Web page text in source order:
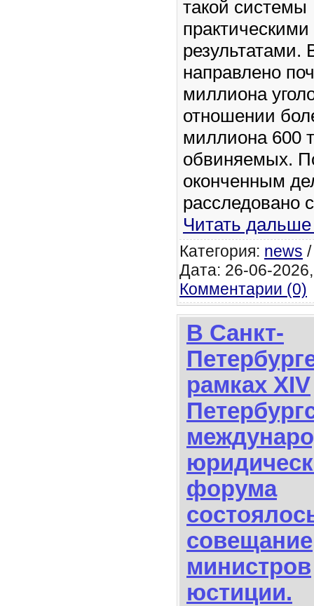
такой системы
практическими
результатами.
направлено
миллиона
отношении
миллиона 600
обвиняемых.
оконченным
Читать
Категория: news
Дата: 26-06-
Комментарии (0)
В Санкт-
рамках XIV
форума
совещание
министров
юстиции.